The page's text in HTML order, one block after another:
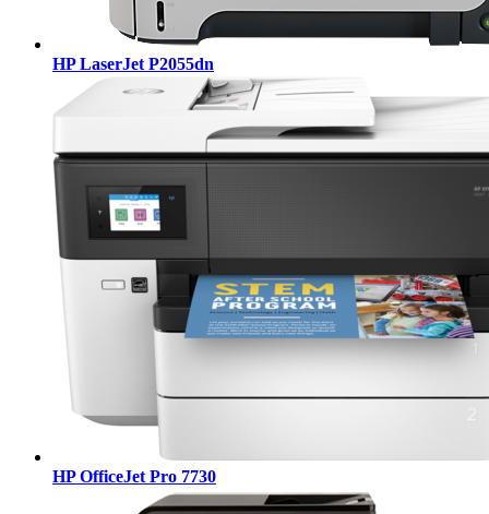
HP LaserJet P2055dn
HP OfficeJet Pro 7730